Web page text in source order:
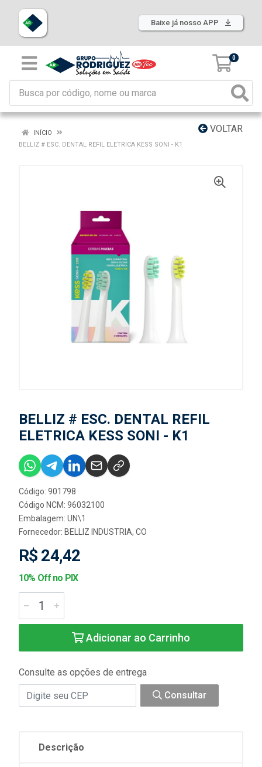
Baixe já nosso APP
0
VOLTAR
INÍCIO
BELLIZ # ESC. DENTAL REFIL ELETRICA KESS SONI - K1
BELLIZ # ESC. DENTAL REFIL
ELETRICA KESS SONI - K1
Código: 901798
Código NCM: 96032100
Embalagem: UN\1
Fornecedor: BELLIZ INDUSTRIA, CO
R$ 24,42
10% Off no PIX
Adicionar ao Carrinho
Consulte as opções de entrega
Consultar
Descrição